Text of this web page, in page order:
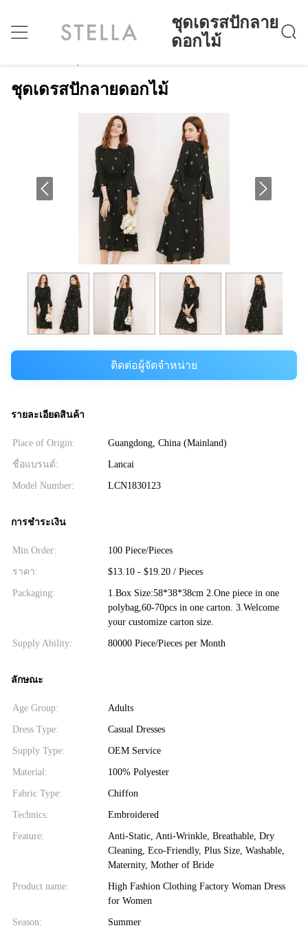
ชุดเดรสปักลาย
ดอกไม้
ชุดเดรสปักลายดอกไม้
ติดต่อผู้จัดจำหน่าย
รายละเอียดสินค้า
Place of Origin: Guangdong, China (Mainland)
ชื่อแบรนด์: Lancai
Model Number: LCN1830123
การชำระเงิน
Min Order: 100 Piece/Pieces
ราคา: $13.10 - $19.20 / Pieces
Packaging:
1.Box Size:58*38*38cm 2.One piece in one
polybag,60-70pcs in one carton. 3.Welcome
your customize carton size.
Supply Ability: 80000 Piece/Pieces per Month
ลักษณะ
Age Group: Adults
Dress Type: Casual Dresses
Supply Type: OEM Service
Material: 100% Polyester
Fabric Type: Chiffon
Technics: Embroidered
Feature:
Anti-Static, Anti-Wrinkle, Breathable, Dry
Cleaning, Eco-Friendly, Plus Size, Washable,
Maternity, Mother of Bride
Product name:
High Fashion Clothing Factory Woman Dress
for Women
Season: Summer